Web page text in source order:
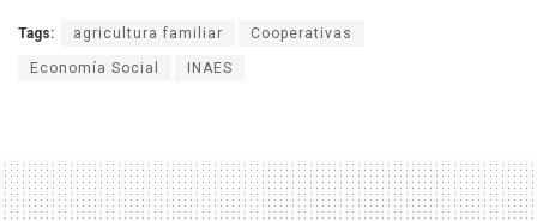
Tags: agricultura familiar Cooperativas
Economía Social INAES